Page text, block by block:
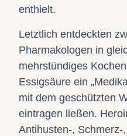
enthielt.
Letztlich entdeckten
Pharmakologen in
mehrstündiges
Essigsäure ein
mit dem geschützten
eintragen ließen.
Antihusten-,